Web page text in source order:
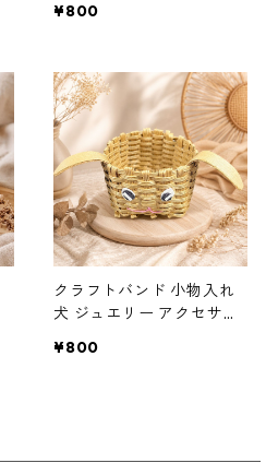
¥800
クラフトバンド 小物入れ
犬 ジュエリー アクセサリ
¥800